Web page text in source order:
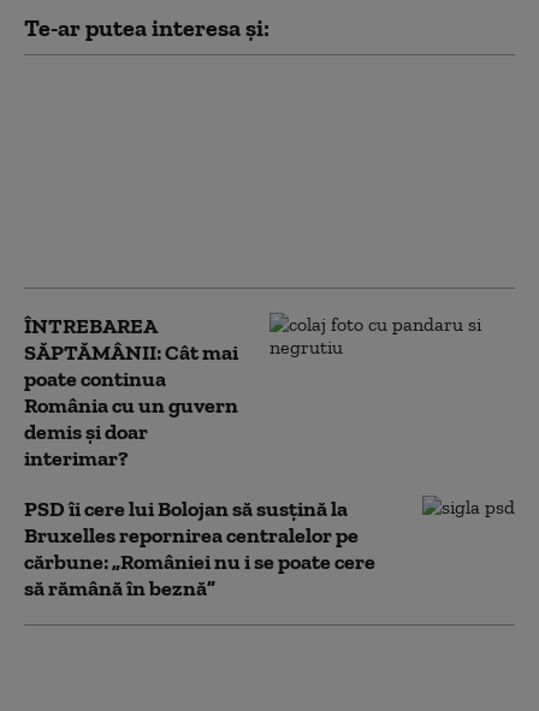
Te-ar putea interesa și:
ÎNTREBAREA
SĂPTĂMÂNII: Cât mai
poate continua
România cu un guvern
demis și doar
interimar?
PSD îi cere lui Bolojan să susțină la
Bruxelles repornirea centralelor pe
cărbune: „României nu i se poate cere
să rămână în beznă”